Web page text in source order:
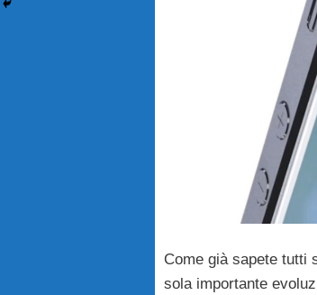
Come già sapete tutti
sola importante